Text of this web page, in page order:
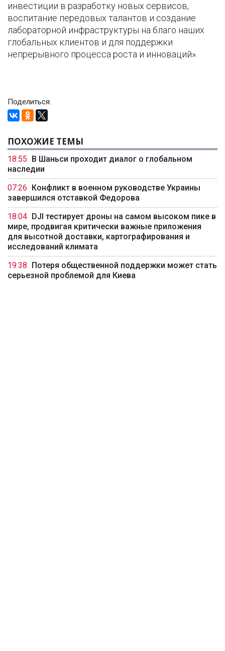
инвестиции в разработку новых сервисов,
воспитание передовых талантов и создание
лабораторной инфраструктуры на благо наших
глобальных клиентов и для поддержки
непрерывного процесса роста и инноваций».
Поделиться:
ПОХОЖИЕ ТЕМЫ
18:55
В Шаньси проходит диалог о глобальном
наследии
07:26
Конфликт в военном руководстве Украины
завершился отставкой Федорова
18:04
DJI тестирует дроны на самом высоком пике в
мире, продвигая критически важные приложения
для высотной доставки, картографирования и
исследований климата
19:38
Потеря общественной поддержки может стать
серьезной проблемой для Киева